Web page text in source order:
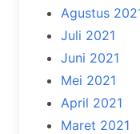
Agustus
Juli 2021
Juni 2021
Mei 2021
April 2021
Maret 2021